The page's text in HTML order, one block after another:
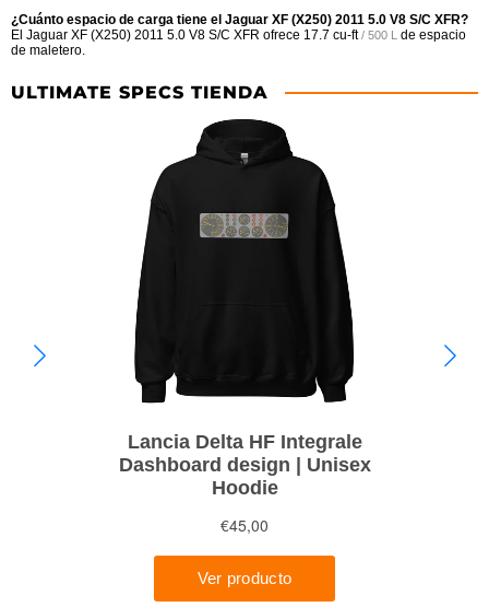
¿Cuánto espacio de carga tiene el Jaguar XF (X250) 2011 5.0 V8 S/C XFR?
El Jaguar XF (X250) 2011 5.0 V8 S/C XFR ofrece 17.7 cu-ft / 500 L de espacio
de maletero.
ULTIMATE SPECS TIENDA